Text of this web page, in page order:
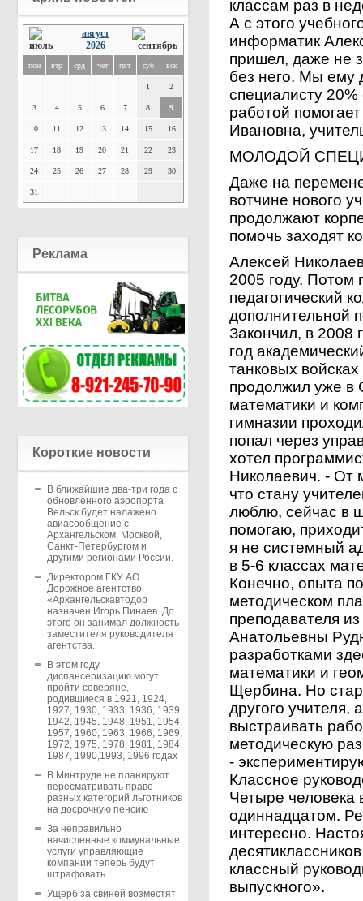
август
2026
пон втр срд чет пят суб вск
1 2
3 4 5 6 7 8 9
10 11 12 13 14 15 16
17 18 19 20 21 22 23
24 25 26 27 28 29 30
31
Реклама
Короткие новости
В ближайшие два-три года с
обновленного аэропорта
Вельск будет налажено
авиасообщение с
Архангельском, Москвой,
Санкт-Петербургом и
другими регионами России.
Директором ГКУ АО
Дорожное агентство
«Архангельскавтодор
назначен Игорь Пинаев. До
этого он занимал должность
заместителя руководителя
агентства.
В этом году
диспансеризацию могут
пройти северяне,
родившиеся в 1921, 1924,
1927, 1930, 1933, 1936, 1939,
1942, 1945, 1948, 1951, 1954,
1957, 1960, 1963, 1966, 1969,
1972, 1975, 1978, 1981, 1984,
1987, 1990,1993, 1996 годах
В Минтруде не планируют
пересматривать право
разных категорий льготников
на досрочную пенсию
За неправильно
начисленные коммунальные
услуги управляющие
компании теперь будут
штрафовать
Ущерб за свиней возместят
классам раз в
А с этого
информатик
пришел, даже не
без него. Мы ему
специалисту
работой
Ивановна,
МОЛОДОЙ
Даже на
вотчине нового
продолжают
помочь заходят
Алексей
2005 году. Потом
педагогический
дополнительной
Закончил, в 2008
год
танковых
продолжил уже в
математики и
гимназии
попал через
хотел
Николаевич. - От
что стану
люблю, сейчас в
помогаю,
я не системный
в 5-6 классах
Конечно, опыта
методическом
преподавателя
Анатольевны
разработками
математики и
Щербина. Но
другого учителя,
выстраивать
методическую
-
Классное
Четыре человека
одиннадцатом.
интересно.
классный
выпускного».